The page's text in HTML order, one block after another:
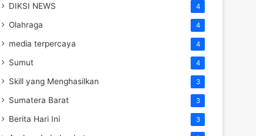
DIKSI NEWS 4
Olahraga 4
media terpercaya 4
Sumut 4
Skill yang Menghasilkan 3
Sumatera Barat 3
Berita Hari Ini 3